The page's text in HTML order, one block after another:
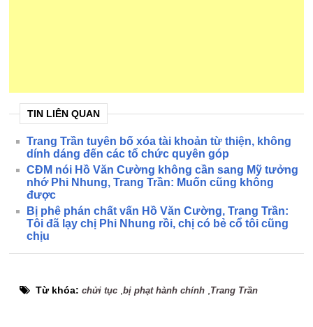
TIN LIÊN QUAN
Trang Trần tuyên bố xóa tài khoản từ thiện, không
dính dáng đến các tổ chức quyên góp
CĐM nói Hồ Văn Cường không cần sang Mỹ tưởng
nhớ Phi Nhung, Trang Trần: Muốn cũng không
được
Bị phê phán chất vấn Hồ Văn Cường, Trang Trần:
Tôi đã lạy chị Phi Nhung rồi, chị có bẻ cổ tôi cũng
chịu
Từ khóa:chửi tục ,bị phạt hành chính Trang Trần